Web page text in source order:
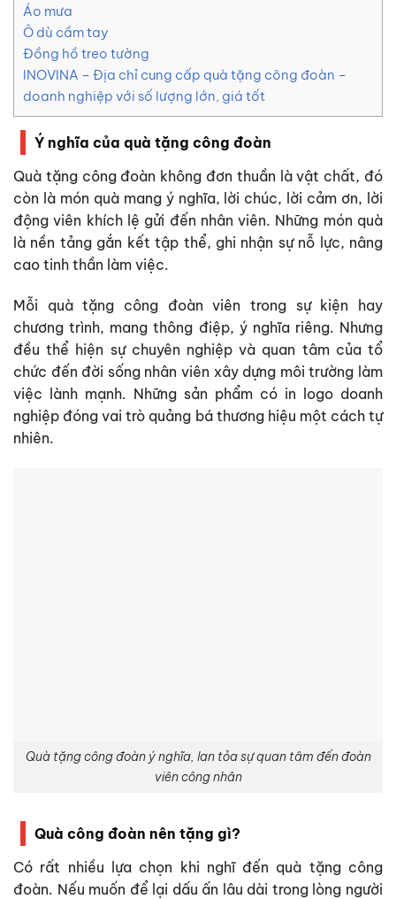
Áo mưa
Ô dù cầm tay
Đồng hồ treo tường
INOVINA – Địa chỉ cung cấp quà tặng công đoàn –
doanh nghiệp với số lượng lớn, giá tốt
Ý nghĩa của quà tặng công đoàn
Quà tặng công đoàn không đơn thuần là vật chất, đó
còn là món quà mang ý nghĩa, lời chúc, lời cảm ơn, lời
động viên khích lệ gửi đến nhân viên. Những món quà
là nền tảng gắn kết tập thể, ghi nhận sự nỗ lực, nâng
cao tinh thần làm việc.
Mỗi quà tặng công đoàn viên trong sự kiện hay
chương trình, mang thông điệp, ý nghĩa riêng. Nhưng
đều thể hiện sự chuyên nghiệp và quan tâm của tổ
chức đến đời sống nhân viên xây dựng môi trường làm
việc lành mạnh. Những sản phẩm có in logo doanh
nghiệp đóng vai trò quảng bá thương hiệu một cách tự
nhiên.
Quà tặng công đoàn ý nghĩa, lan tỏa sự quan tâm đến đoàn
viên công nhân
Quà công đoàn nên tặng gì?
Có rất nhiều lựa chọn khi nghĩ đến quà tặng công
đoàn. Nếu muốn để lại dấu ấn lâu dài trong lòng người